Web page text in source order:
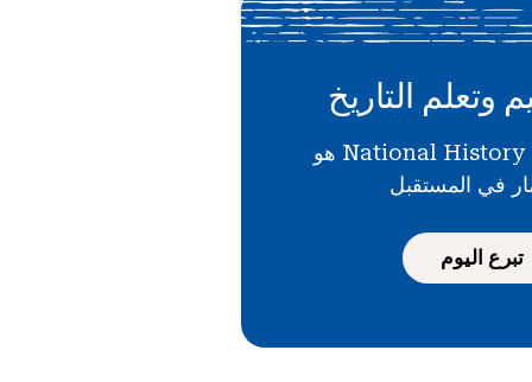
وتعلم التاريخ
دعمك لـ National History Day هو
في المستقبل
تبرع اليوم